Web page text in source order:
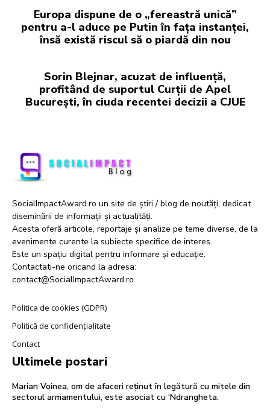
Europa dispune de o „fereastră unică”
pentru a-l aduce pe Putin în fața instanței,
însă există riscul să o piardă din nou
Sorin Blejnar, acuzat de influență,
profitând de suportul Curții de Apel
București, în ciuda recentei decizii a CJUE
SocialImpactAward.ro un site de știri / blog de noutăți, dedicat
diseminării de informații și actualități.
Acesta oferă articole, reportaje și analize pe teme diverse, de la
evenimente curente la subiecte specifice de interes.
Este un spațiu digital pentru informare și educație.
Contactati-ne oricand la adresa:
contact@SocialImpactAward.ro
Politica de cookies (GDPR)
Politică de confidențialitate
Contact
Ultimele postari
Marian Voinea, om de afaceri reținut în legătură cu mitele din
sectorul armamentului, este asociat cu ‘Ndrangheta.